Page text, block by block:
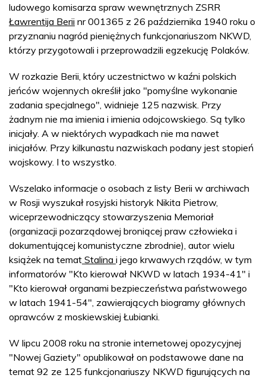
ludowego komisarza spraw wewnętrznych ZSRR
Ławrentija Berii nr 001365 z 26 października 1940 roku o
przyznaniu nagród pieniężnych funkcjonariuszom NKWD,
którzy przygotowali i przeprowadzili egzekucję Polaków.
W rozkazie Berii, który uczestnictwo w kaźni polskich
jeńców wojennych określił jako "pomyślne wykonanie
zadania specjalnego", widnieje 125 nazwisk. Przy
żadnym nie ma imienia i imienia odojcowskiego. Są tylko
inicjały. A w niektórych wypadkach nie ma nawet
inicjałów. Przy kilkunastu nazwiskach podany jest stopień
wojskowy. I to wszystko.
Wszelako informacje o osobach z listy Berii w archiwach
w Rosji wyszukał rosyjski historyk Nikita Pietrow,
wiceprzewodniczący stowarzyszenia Memoriał
(organizacji pozarządowej broniącej praw człowieka i
dokumentującej komunistyczne zbrodnie), autor wielu
książek na temat Stalina i jego krwawych rządów, w tym
informatorów "Kto kierował NKWD w latach 1934-41" i
"Kto kierował organami bezpieczeństwa państwowego
w latach 1941-54", zawierających biogramy głównych
oprawców z moskiewskiej Łubianki.
W lipcu 2008 roku na stronie internetowej opozycyjnej
"Nowej Gaziety" opublikował on podstawowe dane na
temat 92 ze 125 funkcjonariuszy NKWD figurujących na